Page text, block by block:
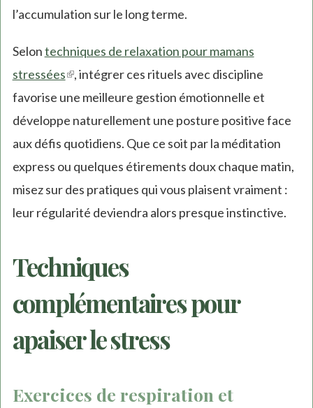
l’accumulation sur le long terme.
Selontechniques de relaxation pour mamans
stressées(link
is
external)
, intégrer ces rituels avec discipline
favorise une meilleure gestion émotionnelle et
développe naturellement une posture positive face
aux défis quotidiens. Que ce soit par la méditation
express ou quelques étirements doux chaque matin,
misez sur des pratiques qui vous plaisent vraiment :
leur régularité deviendra alors presque instinctive.
Techniques
complémentaires pour
apaiser le stress
Exercices de respiration et